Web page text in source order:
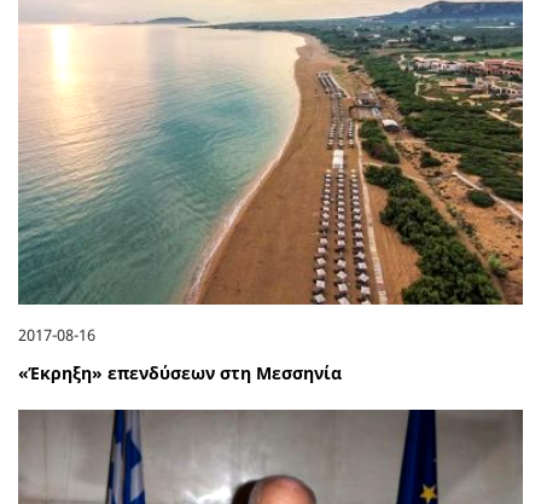
2017-08-16
«Έκρηξη» επενδύσεων στη Μεσσηνία